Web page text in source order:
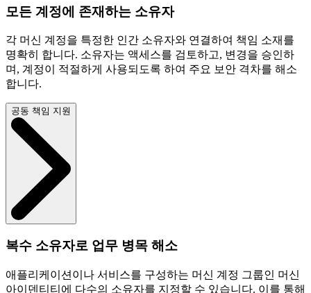
모든 계정에 존재하는 소유자
각 머신 계정을 특정한 인간 소유자와 연결하여 책임 소재를
명확히 합니다. 소유자는 액세스를 검토하고, 변경을 승인하
며, 계정이 적절하게 사용되도록 하여 주요 보안 격차를 해소
합니다.
공동 책임 지원
복수 소유자로 업무 병목 해소
애플리케이션이나 서비스를 구성하는 머신 계정 그룹인 머신
아이덴티티에 다수의 소유자를 지정할 수 있습니다. 이를 통해